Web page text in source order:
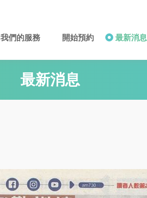
我們的服務 開始預約 最新消息
最新消息